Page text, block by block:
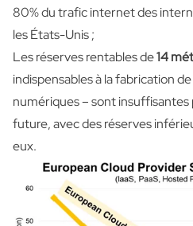
80% du trafic internet des
les États-Unis ;
Les réserves rentables de14
indispensables à la fabrication
numériques – sont
future, avec des réserves
eux.